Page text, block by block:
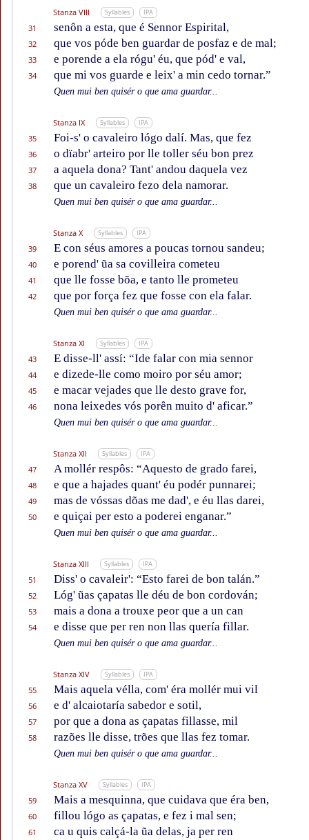
Stanza VIII Syllables IPA
31 senôn a esta, que é Sennor Espirital,
32 que vos póde ben guardar de posfaz e de mal;
33 e porende a ela rógu' éu, que pód' e val,
34 que mi vos guarde e leix' a min cedo tornar.”
Quen mui ben quisér o que ama guardar...
Stanza IX Syllables IPA
35 Foi-s' o cavaleiro lógo dalí. Mas, que fez
36 o dïabr' arteiro por lle toller séu bon prez
37 a aquela dona? Tant' andou daquela vez
38 que un cavaleiro fezo dela namorar.
Quen mui ben quisér o que ama guardar...
Stanza X Syllables IPA
39 E con séus amores a poucas tornou sandeu;
40 e porend' ũa sa covilleira cometeu
41 que lle fosse bõa, e tanto lle prometeu
42 que por força fez que fosse con ela falar.
Quen mui ben quisér o que ama guardar...
Stanza XI Syllables IPA
43 E disse-ll' assí: “Ide falar con mia sennor
44 e dizede-lle como moiro por séu amor;
45 e macar vejades que lle desto grave for,
46 nona leixedes vós porên muito d' aficar.”
Quen mui ben quisér o que ama guardar...
Stanza XII Syllables IPA
47 A mollér respôs: “Aquesto de grado farei,
48 e que a hajades quant' éu podér punnarei;
49 mas de vóssas dõas me dad', e éu llas darei,
50 e quiçai per esto a poderei enganar.”
Quen mui ben quisér o que ama guardar...
Stanza XIII Syllables IPA
51 Diss' o cavaleir': “Esto farei de bon talán.”
52 Lóg' ũas çapatas lle déu de bon cordován;
53 mais a dona a trouxe peor que a un can
54 e disse que per ren non llas quería fillar.
Quen mui ben quisér o que ama guardar...
Stanza XIV Syllables IPA
55 Mais aquela vélla, com' éra mollér mui vil
56 e d' alcaiotaría sabedor e sotil,
57 por que a dona as çapatas fillasse, mil
58 razões lle disse, trões que llas fez tomar.
Quen mui ben quisér o que ama guardar...
Stanza XV Syllables IPA
59 Mais a mesquinna, que cuidava que éra ben,
60 fillou lógo as çapatas, e fez i mal sen;
61 ca u quis calçá-la ũa delas, ja per ren